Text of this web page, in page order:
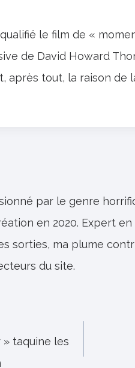
le film de «
de David Howard
après tout, la raison de
par le genre
en 2020. Expert
sorties, ma plume
du site.
taquine les